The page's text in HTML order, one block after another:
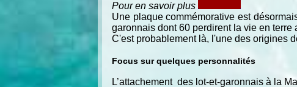
Pour en savoir plus
Une plaque commémorative est
garonnais dont 60 perdirent la vie en terre
C'est probablement là, l'une des origines
Focus sur quelques personnalités
L’attachement des lot-et-garonnais à la